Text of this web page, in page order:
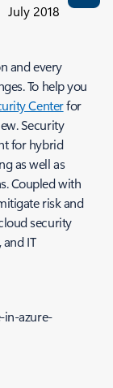
July 2018
and every
To help you
Centerfor
Security
for hybrid
as well as
Coupled with
risk and
security
IT
in-azure-